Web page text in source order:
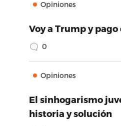
Opiniones
Voy a Trump y pago
0
Opiniones
El sinhogarismo
historia y solución